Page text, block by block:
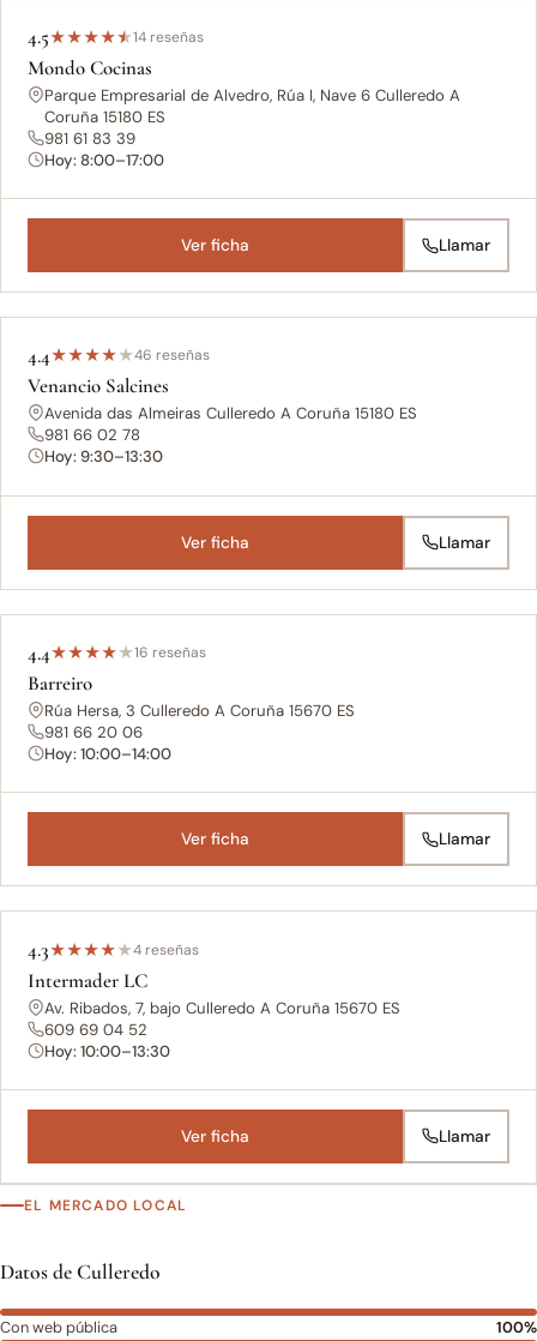
4.5★★★★★14 reseñas
Mondo Cocinas
Parque Empresarial de Alvedro, Rúa I, Nave 6 Culleredo A
Coruña 15180 ES
981 61 83 39
Hoy: 8:00–17:00
Ver ficha Llamar
4.4★★★★★46 reseñas
Venancio Salcines
Avenida das Almeiras Culleredo A Coruña 15180 ES
981 66 02 78
Hoy: 9:30–13:30
Ver ficha Llamar
4.4★★★★★16 reseñas
Barreiro
Rúa Hersa, 3 Culleredo A Coruña 15670 ES
981 66 20 06
Hoy: 10:00–14:00
Ver ficha Llamar
4.3★★★★★4 reseñas
Intermader LC
Av. Ribados, 7, bajo Culleredo A Coruña 15670 ES
609 69 04 52
Hoy: 10:00–13:30
Ver ficha Llamar
EL MERCADO LOCAL
Datos de Culleredo
Con web pública 100%